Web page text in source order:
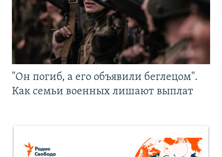
"Он погиб, а его объявили беглецом".
Как семьи военных лишают выплат